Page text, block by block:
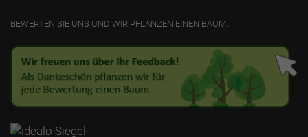
BEWERTEN SIE UNS UND WIR PFLANZEN EINEN BAUM.